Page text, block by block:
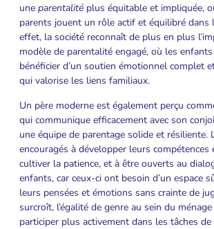
une parentalité plus équitable et impliquée,
parents jouent un rôle actif et équilibré dans
effet, la société reconnaît de plus en plus
modèle de parentalité engagé, où les
bénéficier d’un soutien émotionnel complet
qui valorise les liens familiaux.
Un père moderne est également perçu
qui communique efficacement avec son
une équipe de parentage solide et résiliente.
encouragés à développer leurs compétences
cultiver la patience, et à être ouverts au
enfants, car ceux-ci ont besoin d’un espace
leurs pensées et émotions sans crainte de
surcroît, l’égalité de genre au sein du
participer plus activement dans les tâches